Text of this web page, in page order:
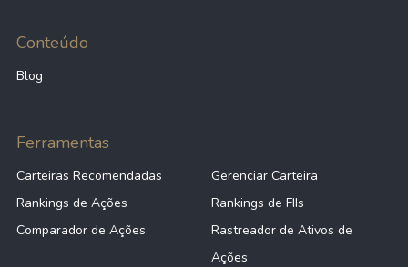
Conteúdo
Blog
Ferramentas
Carteiras Recomendadas
Gerenciar Carteira
Rankings de Ações
Rankings de FIIs
Comparador de Ações
Rastreador de Ativos de
Ações